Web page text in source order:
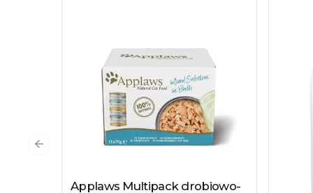
Zobacz produkt
Applaws Multipack drobiowo-
Poprzedni slajd